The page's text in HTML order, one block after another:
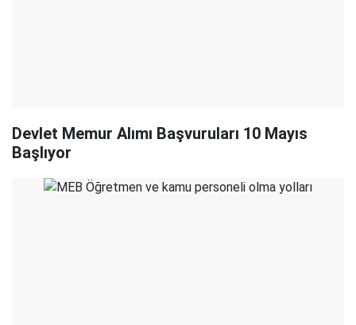
Devlet Memur Alımı Başvuruları 10 Mayıs
Başlıyor